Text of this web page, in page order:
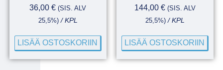
36,00€ (SIS. ALV
25,5%)/ KPL
LISÄÄ OSTOSKORIIN
144,00€ (SIS. ALV
25,5%) / KPL
LISÄÄ OSTOSKORIIN